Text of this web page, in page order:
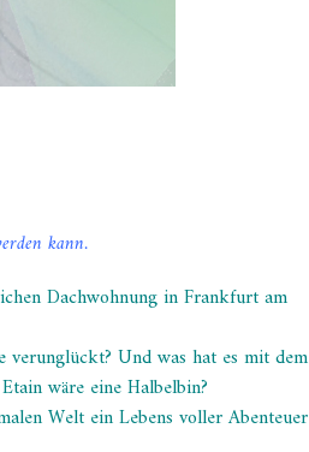
kann.
Dachwohnung in Frankfurt am
Und was hat es mit dem
wäre eine Halbelbin?
Welt ein Lebens voller Abenteuer